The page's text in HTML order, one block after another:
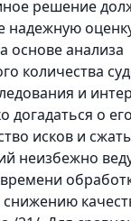
решение
надежную
основе анализа
количества
и
догадаться о
исков и
неизбежно
снижению